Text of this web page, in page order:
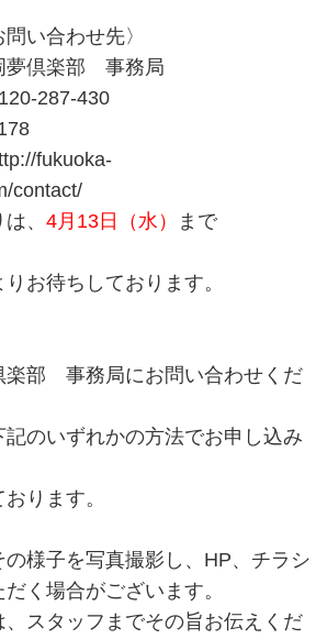
い合わせ先〉
夢倶楽部 事務局
287-430
fukuoka-
contact/
は、4月13日（水） まで
お待ちしております。
楽部 事務局にお問い合わせくだ
のいずれかの方法でお申し込み
ります。
様子を写真撮影し、HP、チラシ
く場合がございます。
スタッフまでその旨お伝えくだ